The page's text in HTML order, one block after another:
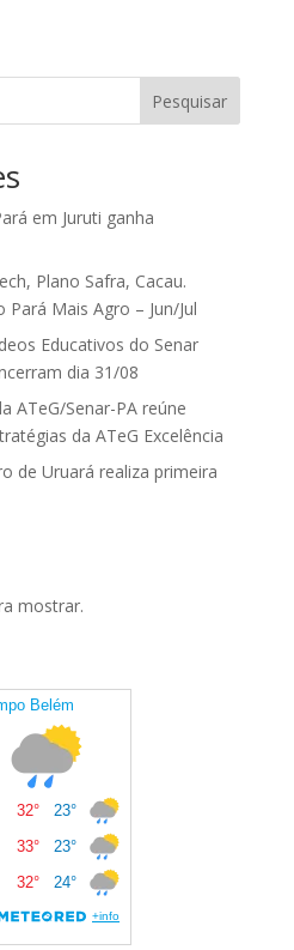
Pesquisar
em Juruti ganha
Plano Safra, Cacau.
Mais Agro – Jun/Jul
Educativos do Senar
dia 31/08
ATeG/Senar-PA reúne
da ATeG Excelência
de Uruará realiza primeira
mostrar.